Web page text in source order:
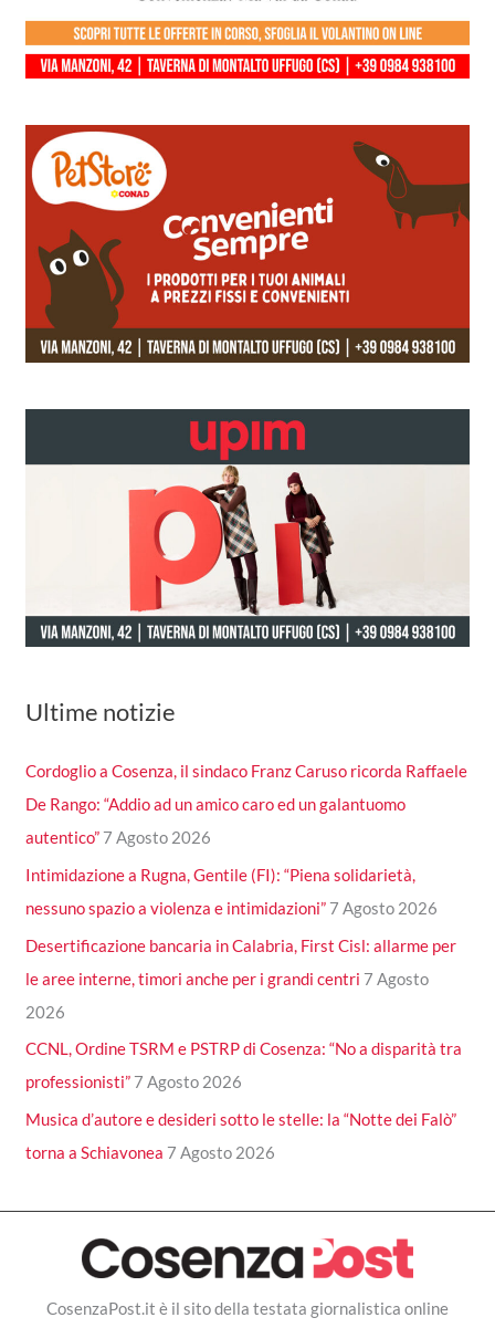
Ultime notizie
Cordoglio a Cosenza, il sindaco Franz Caruso ricorda Raffaele
De Rango: “Addio ad un amico caro ed un galantuomo
autentico” 7 Agosto 2026
Intimidazione a Rugna, Gentile (FI): “Piena solidarietà,
nessuno spazio a violenza e intimidazioni” 7 Agosto 2026
Desertificazione bancaria in Calabria, First Cisl: allarme per
le aree interne, timori anche per i grandi centri 7 Agosto
2026
CCNL, Ordine TSRM e PSTRP di Cosenza: “No a disparità tra
professionisti” 7 Agosto 2026
Musica d’autore e desideri sotto le stelle: la “Notte dei Falò”
torna a Schiavonea 7 Agosto 2026
CosenzaPost.it è il sito della testata giornalistica online